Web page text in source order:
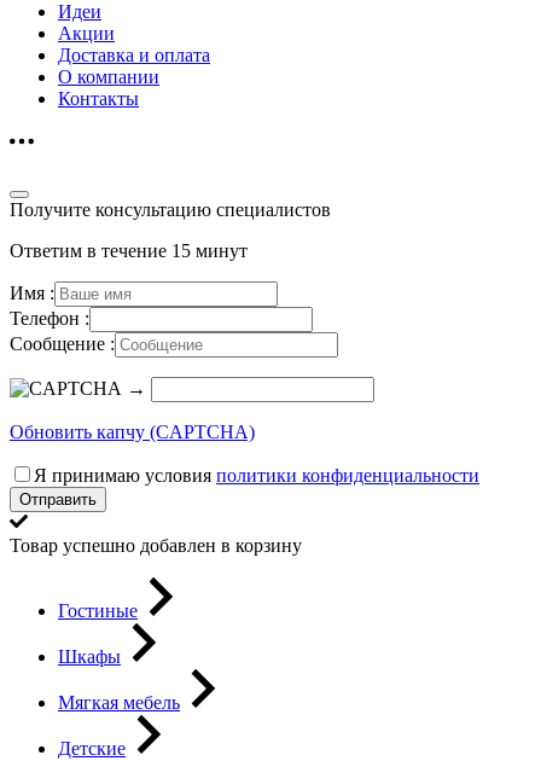
Идеи
Акции
Доставка и оплата
О компании
Контакты
Получите консультацию специалистов
Ответим в течение 15 минут
Имя :
Телефон :
Сообщение :
→
Обновить капчу (CAPTCHA)
Я принимаю условия политики конфиденциальности
Отправить
Товар успешно добавлен в корзину
Гостиные
Шкафы
Мягкая мебель
Детские